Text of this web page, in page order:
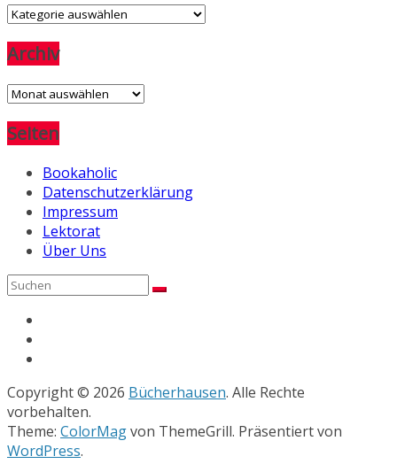
Genre
Archiv
Archiv
Seiten
Bookaholic
Datenschutzerklärung
Impressum
Lektorat
Über Uns
Copyright © 2026 Bücherhausen. Alle Rechte
vorbehalten.
Theme: ColorMagvon ThemeGrill. Präsentiert von
WordPress.